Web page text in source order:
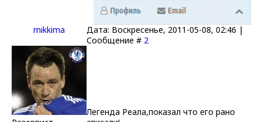
mikkima
Дата: Воскресенье, 2011-05-08, 02:46 |
Сообщение # 2
Легенда Реала,показал что его рано